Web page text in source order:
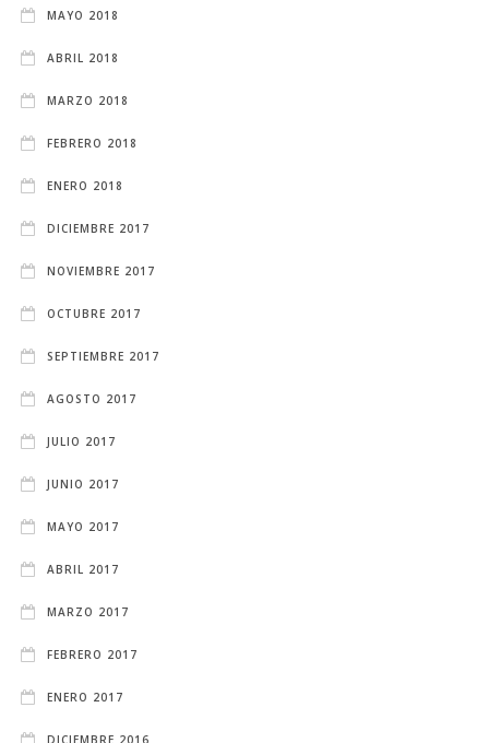
MAYO 2018
ABRIL 2018
MARZO 2018
FEBRERO 2018
ENERO 2018
DICIEMBRE 2017
NOVIEMBRE 2017
OCTUBRE 2017
SEPTIEMBRE 2017
AGOSTO 2017
JULIO 2017
JUNIO 2017
MAYO 2017
ABRIL 2017
MARZO 2017
FEBRERO 2017
ENERO 2017
DICIEMBRE 2016